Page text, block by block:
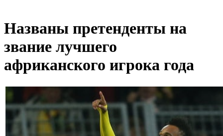
Названы претенденты на
звание лучшего
африканского игрока года